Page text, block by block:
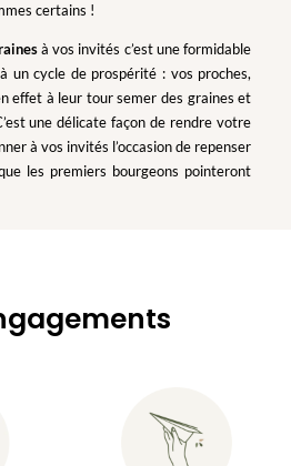
certains !
à vos invités c’est une formidable
un cycle de prospérité : vos proches,
effet à leur tour semer des graines et
une délicate façon de rendre votre
à vos invités l’occasion de repenser
les premiers bourgeons pointeront